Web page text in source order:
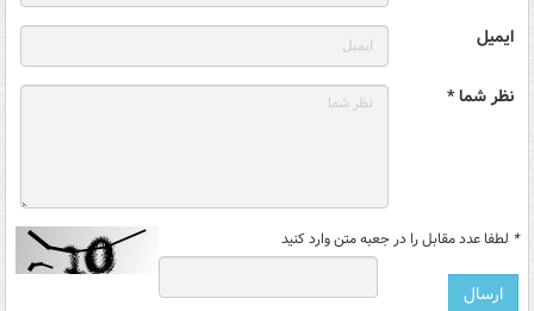
ایمیل
نظر شما *
* لطفا عدد مقابل را در جعبه متن وارد کنید